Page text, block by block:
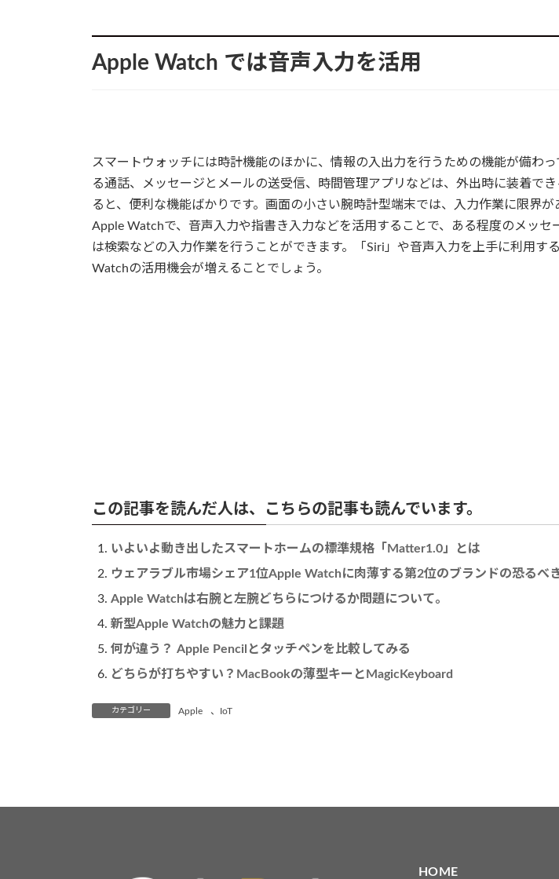
Apple Watch では音声入力を活用
スマートウォッチには時計機能のほかに、情報の入出力を行うための機能が備わっ
る通話、メッセージとメールの送受信、時間管理アプリなどは、外出時に装着で
ると、便利な機能ばかりです。画面の小さい腕時計型端末では、入力作業に限界が
Apple Watchで、音声入力や指書き入力などを活用することで、ある程度のメッセ
は検索などの入力作業を行うことができます。「Siri」や音声入力を上手に利用す
Watchの活用機会が増えることでしょう。
この記事を読んだ人は、こちらの記事も読んでいます。
いよいよ動き出したスマートホームの標準規格「Matter1.0」とは
ウェアラブル市場シェア1位Apple Watchに肉薄する第2位のブランドの恐るべき
Apple Watchは右腕と左腕どちらにつけるか問題について。
新型Apple Watchの魅力と課題
何が違う？ Apple Pencilとタッチペンを比較してみる
どちらが打ちやすい？MacBookの薄型キーとMagicKeyboard
カテゴリー Apple 、 IoT
HOME